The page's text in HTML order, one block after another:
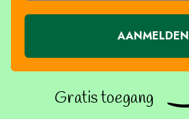
AANMELDEN
Gratis toegang